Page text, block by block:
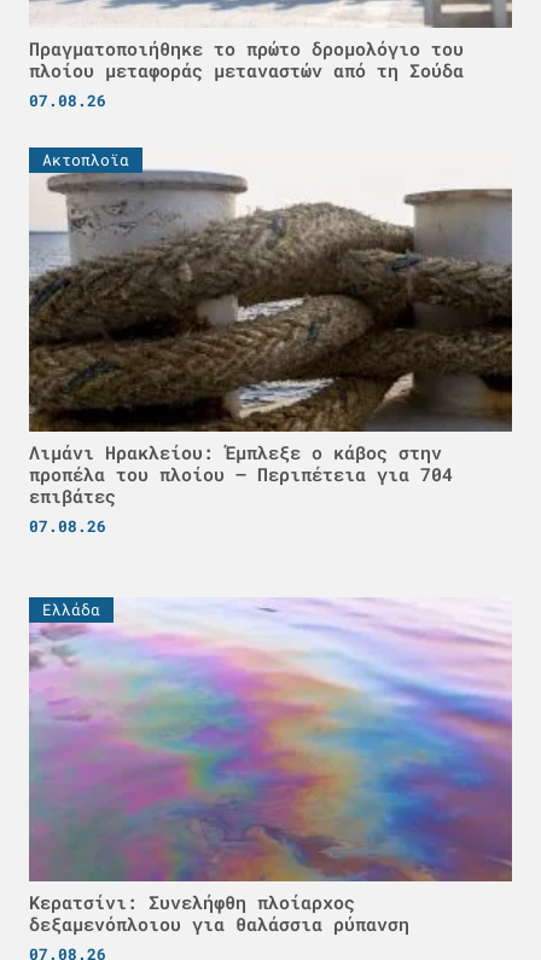
Πραγματοποιήθηκε το πρώτο δρομολόγιο του
πλοίου μεταφοράς μεταναστών από τη Σούδα
07.08.26
Ακτοπλοϊα
Λιμάνι Ηρακλείου: Έμπλεξε ο κάβος στην
προπέλα του πλοίου – Περιπέτεια για 704
επιβάτες
07.08.26
Ελλάδα
Κερατσίνι: Συνελήφθη πλοίαρχος
δεξαμενόπλοιου για θαλάσσια ρύπανση
07.08.26